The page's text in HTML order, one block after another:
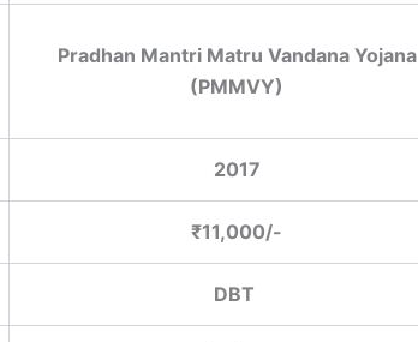
Pradhan Mantri Matru Vandana Yojana
(PMMVY)
2017
₹11,000/-
DBT